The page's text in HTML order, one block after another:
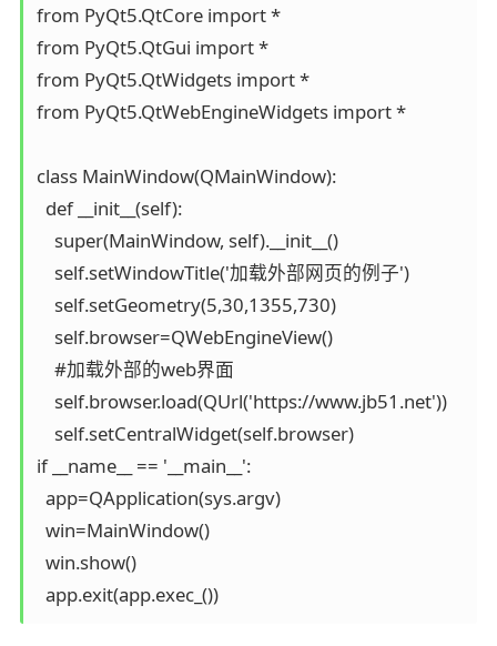
from PyQt5.QtCore import *
from PyQt5.QtGui import *
from PyQt5.QtWidgets import *
from PyQt5.QtWebEngineWidgets import *
class MainWindow(QMainWindow):
  def __init__(self):
    super(MainWindow, self).__init__()
    self.setWindowTitle('加载外部网页的例子')
    self.setGeometry(5,30,1355,730)
    self.browser=QWebEngineView()
    #加载外部的web界面
    self.browser.load(QUrl('https://www.jb51.net'))
    self.setCentralWidget(self.browser)
if __name__ == '__main__':
  app=QApplication(sys.argv)
  win=MainWindow()
  win.show()
  app.exit(app.exec_())